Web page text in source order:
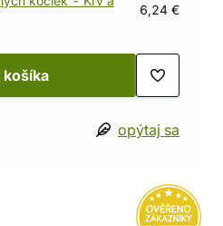
6,24 €
opýtaj sa